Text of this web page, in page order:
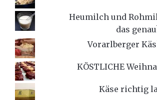
Heumilch und
das
Vorarlberger
KÖSTLICHE
Käse richtig